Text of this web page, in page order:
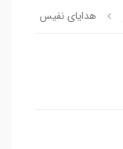
هدایای نفیس